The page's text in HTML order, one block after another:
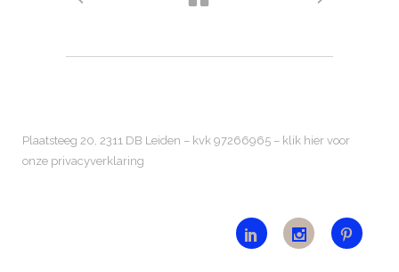
Plaatsteeg 20, 2311 DB Leiden – kvk 97266965 – klik hier voor
onze privacyverklaring